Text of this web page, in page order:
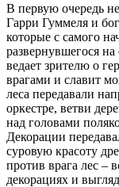
В первую очередь
Гарри Гуммеля и
которые с самого
развернувшегося
ведает зрителю о
врагами и славит
леса передавали
оркестре, ветви
над головами
Декорации
суровую красоту
против врага лес –
декорациях и